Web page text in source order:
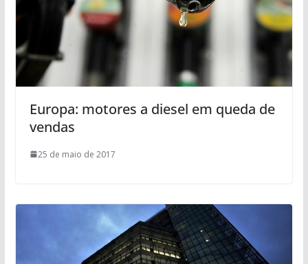
Europa: motores a diesel em queda de
vendas
25 de maio de 2017